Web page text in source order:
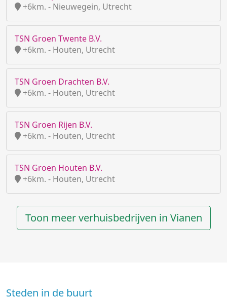
+6km. - Nieuwegein, Utrecht
TSN Groen Twente B.V.
+6km. - Houten, Utrecht
TSN Groen Drachten B.V.
+6km. - Houten, Utrecht
TSN Groen Rijen B.V.
+6km. - Houten, Utrecht
TSN Groen Houten B.V.
+6km. - Houten, Utrecht
Toon meer verhuisbedrijven in Vianen
Steden in de buurt